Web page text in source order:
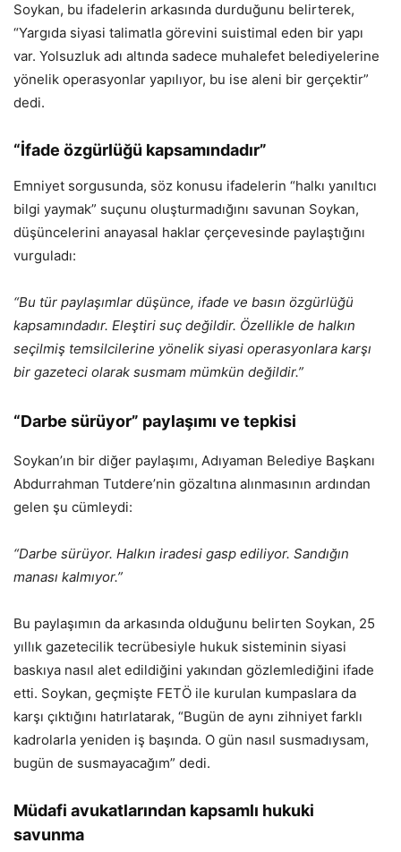
Soykan, bu ifadelerin arkasında durduğunu belirterek,
“Yargıda siyasi talimatla görevini suistimal eden bir yapı
var. Yolsuzluk adı altında sadece muhalefet belediyelerine
yönelik operasyonlar yapılıyor, bu ise aleni bir gerçektir”
dedi.
“İfade özgürlüğü kapsamındadır”
Emniyet sorgusunda, söz konusu ifadelerin “halkı yanıltıcı
bilgi yaymak” suçunu oluşturmadığını savunan Soykan,
düşüncelerini anayasal haklar çerçevesinde paylaştığını
vurguladı:
“Bu tür paylaşımlar düşünce, ifade ve basın özgürlüğü
kapsamındadır. Eleştiri suç değildir. Özellikle de halkın
seçilmiş temsilcilerine yönelik siyasi operasyonlara karşı
bir gazeteci olarak susmam mümkün değildir.”
“Darbe sürüyor” paylaşımı ve tepkisi
Soykan’ın bir diğer paylaşımı, Adıyaman Belediye Başkanı
Abdurrahman Tutdere’nin gözaltına alınmasının ardından
gelen şu cümleydi:
“Darbe sürüyor. Halkın iradesi gasp ediliyor. Sandığın
manası kalmıyor.”
Bu paylaşımın da arkasında olduğunu belirten Soykan, 25
yıllık gazetecilik tecrübesiyle hukuk sisteminin siyasi
baskıya nasıl alet edildiğini yakından gözlemlediğini ifade
etti. Soykan, geçmişte FETÖ ile kurulan kumpaslara da
karşı çıktığını hatırlatarak, “Bugün de aynı zihniyet farklı
kadrolarla yeniden iş başında. O gün nasıl susmadıysam,
bugün de susmayacağım” dedi.
Müdafi avukatlarından kapsamlı hukuki
savunma